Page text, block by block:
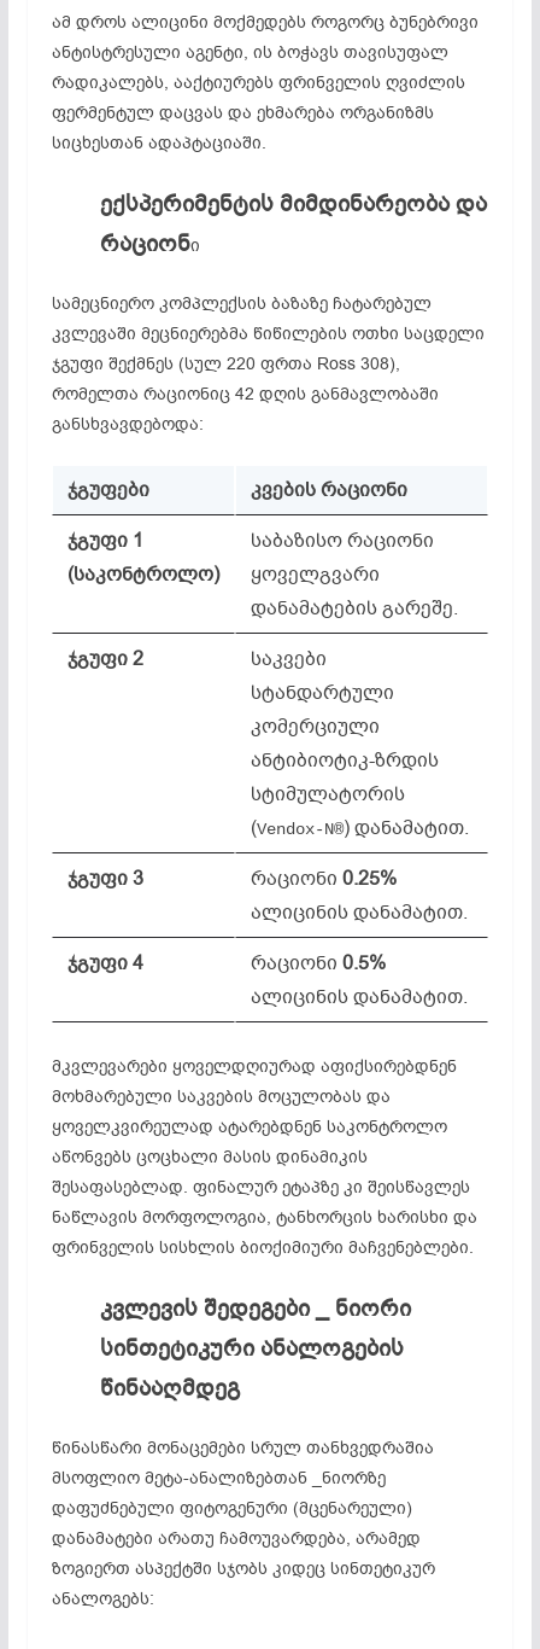
ამ დროს ალიცინი მოქმედებს როგორც ბუნებრივი
ანტისტრესული აგენტი, ის ბოჭავს თავისუფალ
რადიკალებს, ააქტიურებს ფრინველის ღვიძლის
ფერმენტულ დაცვას და ეხმარება ორგანიზმს
სიცხესთან ადაპტაციაში.
ექსპერიმენტის მიმდინარეობა და
რაციონი
სამეცნიერო კომპლექსის ბაზაზე ჩატარებულ
კვლევაში მეცნიერებმა წიწილების ოთხი საცდელი
ჯგუფი შექმნეს (სულ 220 ფრთა Ross 308),
რომელთა რაციონიც 42 დღის განმავლობაში
განსხვავდებოდა:
ჯგუფები
კვების რაციონი
ჯგუფი 1
(საკონტროლო)
საბაზისო რაციონი
ყოველგვარი
დანამატების გარეშე.
ჯგუფი 2
საკვები
სტანდარტული
კომერციული
ანტიბიოტიკ-ზრდის
სტიმულატორის
(Vendox-N®) დანამატით.
ჯგუფი 3
რაციონი 0.25%
ალიცინის დანამატით.
ჯგუფი 4
რაციონი 0.5%
ალიცინის დანამატით.
მკვლევარები ყოველდღიურად აფიქსირებდნენ
მოხმარებული საკვების მოცულობას და
ყოველკვირეულად ატარებდნენ საკონტროლო
აწონვებს ცოცხალი მასის დინამიკის
შესაფასებლად. ფინალურ ეტაპზე კი შეისწავლეს
ნაწლავის მორფოლოგია, ტანხორცის ხარისხი და
ფრინველის სისხლის ბიოქიმიური მაჩვენებლები.
კვლევის შედეგები _ ნიორი
სინთეტიკური ანალოგების
წინააღმდეგ
წინასწარი მონაცემები სრულ თანხვედრაშია
მსოფლიო მეტა-ანალიზებთან _ნიორზე
დაფუძნებული ფიტოგენური (მცენარეული)
დანამატები არათუ ჩამოუვარდება, არამედ
ზოგიერთ ასპექტში სჯობს კიდეც სინთეტიკურ
ანალოგებს: